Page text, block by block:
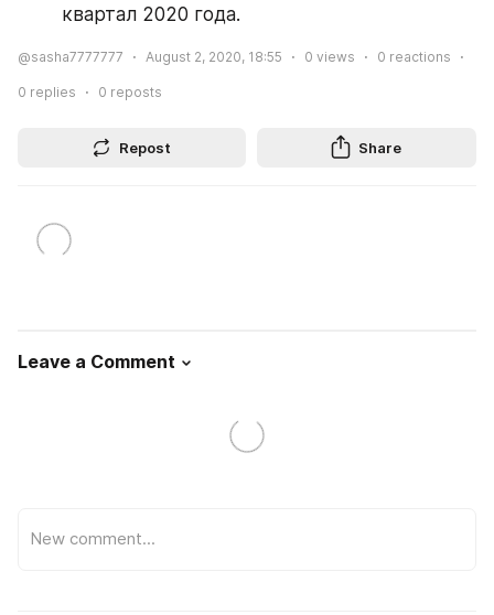
квартал 2020 года.
@sasha7777777 August 2, 2020, 18:55 0 views 0 reactions
0 replies 0 reposts
Repost Share
Leave a Comment